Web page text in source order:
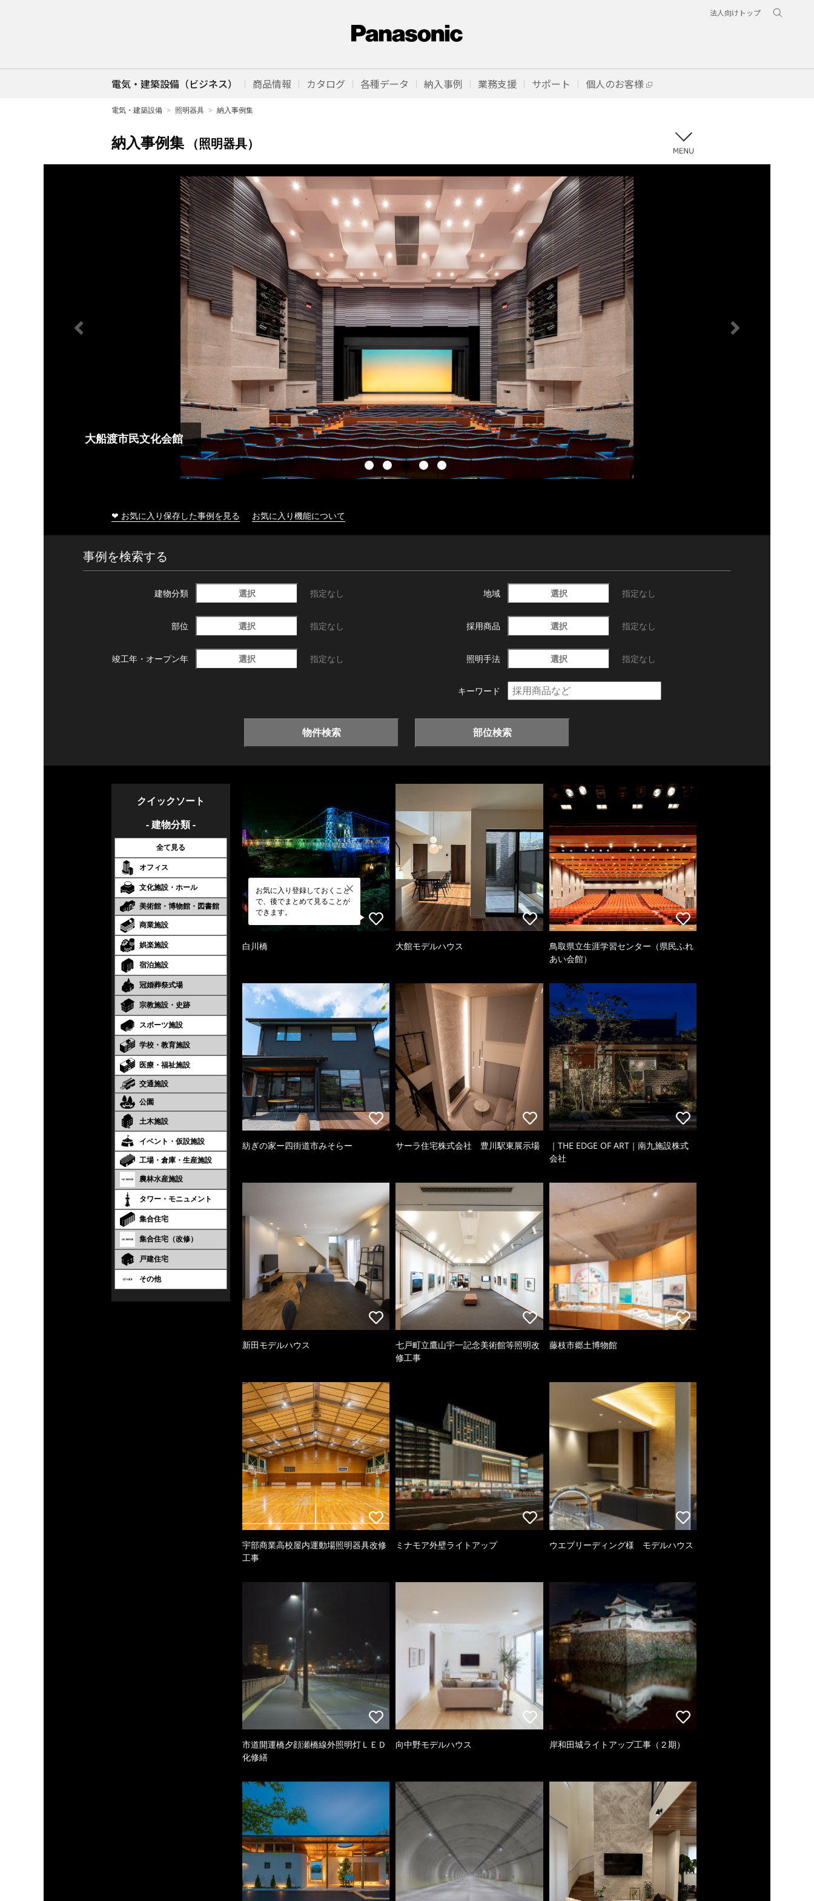
法人向けトップ
電気・建築設備（ビジネス） 商品情報 カタログ 各種データ 納入事例 業務支援 サポート 個人のお客様
電気・建築設備 照明器具 納入事例集
納入事例集 （照明器具）
大船渡市民文化会館
❤ お気に入り保存した事例を見る お気に入り機能について
事例を検索する
建物分類 選択 指定なし 地域 選択 指定なし
部位 選択 指定なし 採用商品 選択 指定なし
竣工年・ オープン年 選択 指定なし 照明手法 選択 指定なし
キーワード
物件検索 部位検索
クイックソート
- 建物分類 -
全て見る
オフィス
文化施設・ホール
美術館・博物館・図書館
商業施設
娯楽施設
宿泊施設
冠婚葬祭式場
宗教施設・史跡
スポーツ施設
学校・教育施設
医療・福祉施設
交通施設
公園
土木施設
イベント・仮設施設
工場・倉庫・生産施設
農林水産施設
タワー・モニュメント
集合住宅
集合住宅（改修）
戸建住宅
その他
お気に入り登録しておくこと
で、後でまとめて見ることが
できます。
白川橋 大館モデルハウス
鳥取県立生涯学習センター（県民ふれ
あい会館）
紡ぎの家ー四街道市みそらー サーラ住宅株式会社 豊川駅東展示場
｜THE EDGE OF ART｜南九施設株式
会社
新田モデルハウス
七戸町立鷹山宇一記念美術館等照明改
修工事
藤枝市郷土博物館
宇部商業高校屋内運動場照明器具改修
工事
ミナモア外壁ライトアップ ウエブリーディング様 モデルハウス
市道開運橋夕顔瀬橋線外照明灯ＬＥＤ
化修繕
向中野モデルハウス 岸和田城ライトアップ工事（２期）